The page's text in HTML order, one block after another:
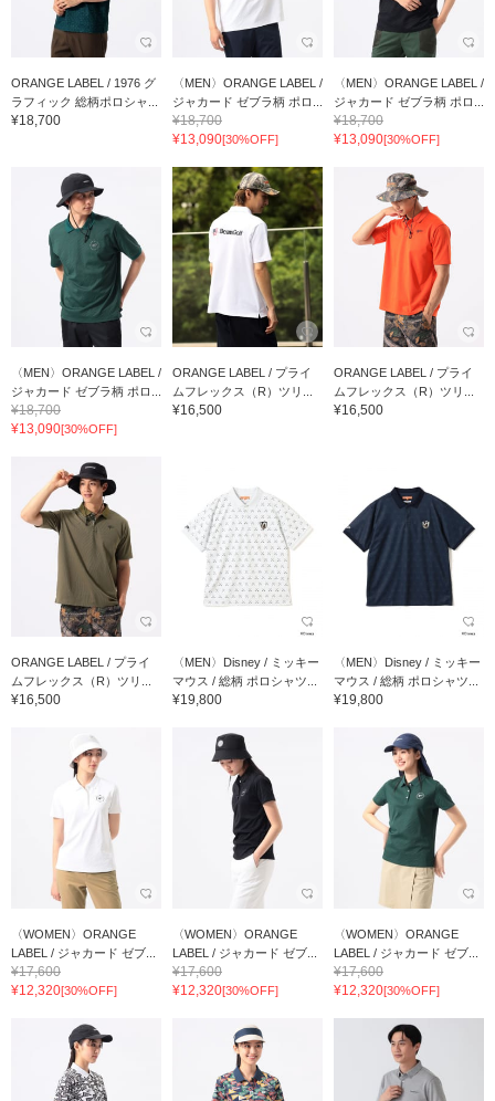
ORANGE LABEL / 1976 グ
ラフィック 総柄ポロシャ...
¥18,700
〈MEN〉ORANGE LABEL /
ジャカード ゼブラ柄 ポロ...
¥18,700
¥13,090[30%OFF]
〈MEN〉ORANGE LABEL /
ジャカード ゼブラ柄 ポロ...
¥18,700
¥13,090[30%OFF]
〈MEN〉ORANGE LABEL /
ジャカード ゼブラ柄 ポロ...
¥18,700
¥13,090[30%OFF]
ORANGE LABEL / プライ
ムフレックス（R）ツリ...
¥16,500
ORANGE LABEL / プライ
ムフレックス（R）ツリ...
¥16,500
ORANGE LABEL / プライ
ムフレックス（R）ツリ...
¥16,500
〈MEN〉Disney / ミッキー
マウス / 総柄 ポロシャツ...
¥19,800
〈MEN〉Disney / ミッキー
マウス / 総柄 ポロシャツ...
¥19,800
〈WOMEN〉ORANGE
LABEL / ジャカード ゼブ...
¥17,600
¥12,320[30%OFF]
〈WOMEN〉ORANGE
LABEL / ジャカード ゼブ...
¥17,600
¥12,320[30%OFF]
〈WOMEN〉ORANGE
LABEL / ジャカード ゼブ...
¥17,600
¥12,320[30%OFF]